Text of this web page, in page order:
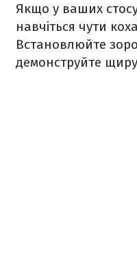
Якщо у ваших
навчіться чути
Встановлюйте
демонструйте щиру